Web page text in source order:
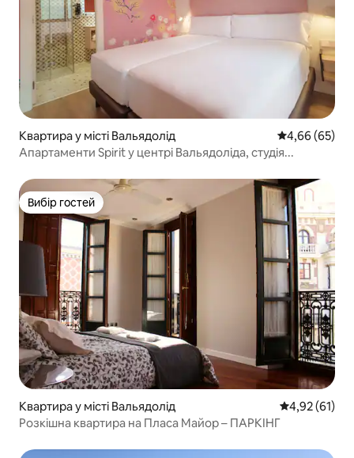
Квартира у місті Вальядолід Середня
4,66 (65)
Апартаменти Spirit у центрі Вальядоліда, студія...
Вибір гостей
Вибір гостей
Квартира у місті Вальядолід Середня
4,92 (61)
Розкішна квартира на Пласа Майор – ПАРКІНГ